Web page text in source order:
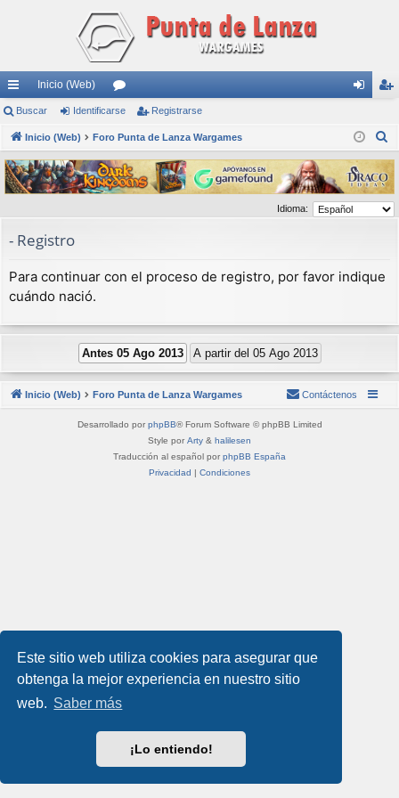
Este sitio web utiliza cookies para asegurar que
obtenga la mejor experiencia en nuestro sitio
web. Saber más
¡Lo entiendo!
nl
ac
es
rá
pi
do
s
Inicio (Web)
or
os nti
fic
ar
se
ist
ra
rs
e
Buscar Identificarse Registrarse
Inicio (Web) Foro Punta de Lanza Wargames
s
c
a
Idioma:
- Registro
Para continuar con el proceso de registro, por favor indique
cuándo nació.
Inicio (Web) Foro Punta de Lanza Wargames Contáctenos
Desarrollado por phpBB® Forum Software © phpBB Limited
Style por Arty & halilesen
Traducción al español por phpBB España
Privacidad | Condiciones